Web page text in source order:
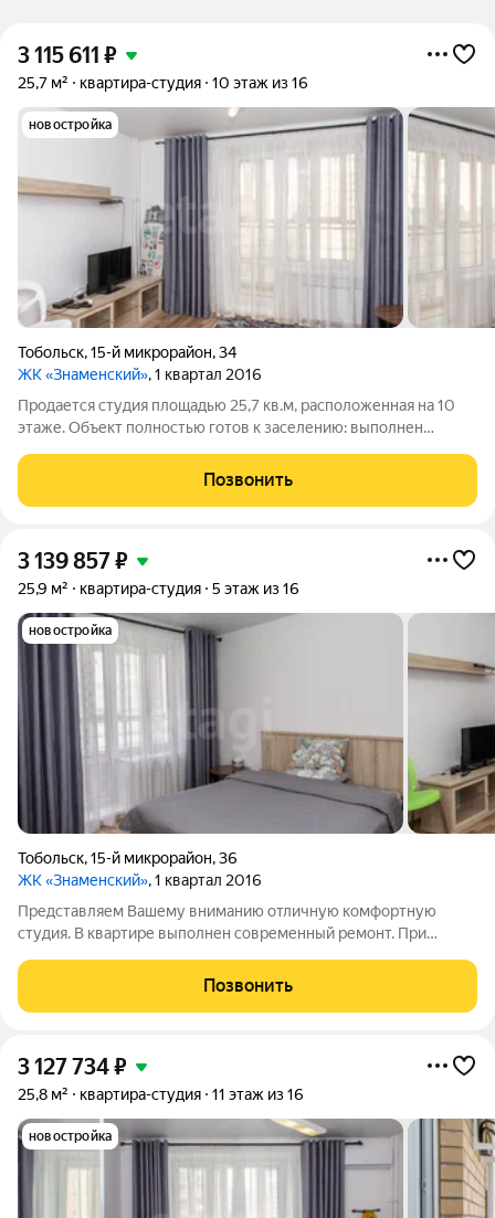
3 115 611 ₽
25,7 м² квартира-студия 10 этаж из 16
новостройка
Тобольск,15-й микрорайон,34
ЖК «Знаменский», 1 квартал 2016
Продается студия площадью 25,7 кв.м, расположенная на 10
этаже. Объект полностью готов к заселению: выполнен
Высокий этаж гарантирует обилие естественного света и
прекрасные виды, а также
Позвонить
3 139 857₽
25,9 м² квартира-студия 5 этаж из 16
новостройка
Тобольск,15-й микрорайон,36
ЖК «Знаменский», 1 квартал 2016
Представляем Вашему вниманию отличную комфортную
студия. В квартире выполнен современный ремонт. При
вариант для сдачи в аренду. Самый новый и благоустроенный
район города с развитой
Позвонить
3 127 734₽
25,8 м² квартира-студия 11 этаж из 16
новостройка